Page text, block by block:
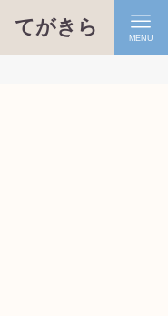
てがきら MENU